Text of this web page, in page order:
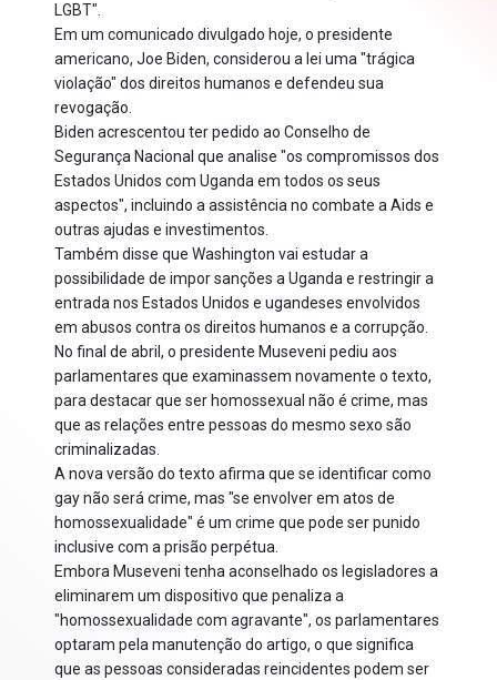
LGBT".
Em um comunicado divulgado hoje, o presidente
americano, Joe Biden, considerou a lei uma "trágica
violação" dos direitos humanos e defendeu sua
revogação.
Biden acrescentou ter pedido ao Conselho de
Segurança Nacional que analise "os compromissos dos
Estados Unidos com Uganda em todos os seus
aspectos", incluindo a assistência no combate a Aids e
outras ajudas e investimentos.
Também disse que Washington vai estudar a
possibilidade de impor sanções a Uganda e restringir a
entrada nos Estados Unidos e ugandeses envolvidos
em abusos contra os direitos humanos e a corrupção.
No final de abril, o presidente Museveni pediu aos
parlamentares que examinassem novamente o texto,
para destacar que ser homossexual não é crime, mas
que as relações entre pessoas do mesmo sexo são
criminalizadas.
A nova versão do texto afirma que se identificar como
gay não será crime, mas "se envolver em atos de
homossexualidade" é um crime que pode ser punido
inclusive com a prisão perpétua.
Embora Museveni tenha aconselhado os legisladores a
eliminarem um dispositivo que penaliza a
"homossexualidade com agravante", os parlamentares
optaram pela manutenção do artigo, o que significa
que as pessoas consideradas reincidentes podem ser